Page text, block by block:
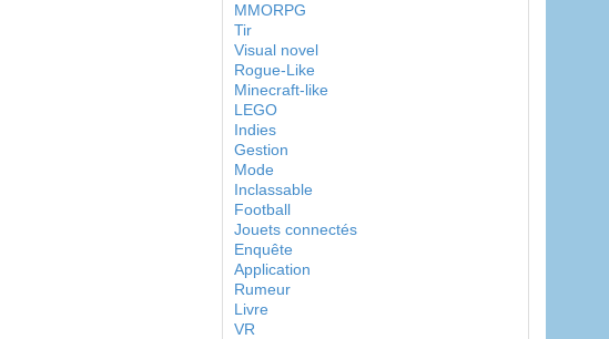
MMORPG
Tir
Visual novel
Rogue-Like
Minecraft-like
LEGO
Indies
Gestion
Mode
Inclassable
Football
Jouets connectés
Enquête
Application
Rumeur
Livre
VR